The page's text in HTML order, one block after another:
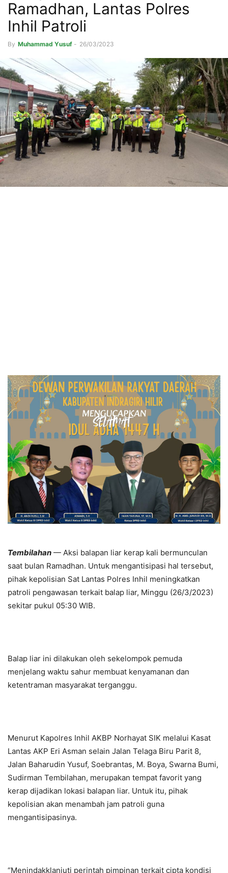
Ramadhan, Lantas Polres
Inhil Patroli
By Muhammad Yusuf - 26/03/2023
Tembilahan — Aksi balapan liar kerap kali bermunculan
saat bulan Ramadhan. Untuk mengantisipasi hal tersebut,
pihak kepolisian Sat Lantas Polres Inhil meningkatkan
patroli pengawasan terkait balap liar, Minggu (26/3/2023)
sekitar pukul 05:30 WIB.
Balap liar ini dilakukan oleh sekelompok pemuda
menjelang waktu sahur membuat kenyamanan dan
ketentraman masyarakat terganggu.
Menurut Kapolres Inhil AKBP Norhayat SIK melalui Kasat
Lantas AKP Eri Asman selain Jalan Telaga Biru Parit 8,
Jalan Baharudin Yusuf, Soebrantas, M. Boya, Swarna Bumi,
Sudirman Tembilahan, merupakan tempat favorit yang
kerap dijadikan lokasi balapan liar. Untuk itu, pihak
kepolisian akan menambah jam patroli guna
mengantisipasinya.
“Menindakklanjuti perintah pimpinan terkait cipta kondisi